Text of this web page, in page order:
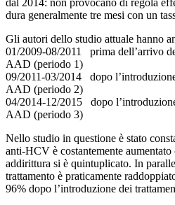
dura generalmente tre mesi con un
Gli autori dello studio attuale hanno
01/2009-08/2011 prima dell’arrivo
AAD (periodo 1)
09/2011-03/2014 dopo
AAD (periodo 2)
04/2014-12/2015 dopo
AAD (periodo 3)
Nello studio in questione è stato
anti-HCV è costantemente
addirittura si è quintuplicato. In
trattamento è praticamente
96% dopo l’introduzione dei